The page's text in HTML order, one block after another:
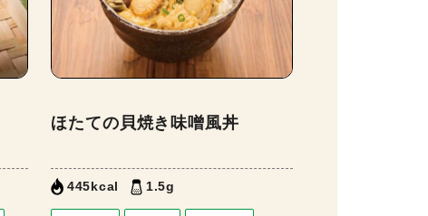
ほたての貝焼き味噌風丼
445kcal 1.5g